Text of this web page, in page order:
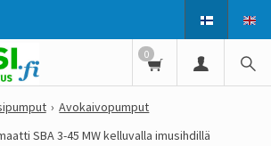
0
Avokaivopumput
SBA 3-45 MW kelluvalla imusihdillä